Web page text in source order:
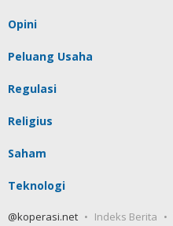
Opini
Peluang Usaha
Regulasi
Religius
Saham
Teknologi
@koperasi.net Indeks Berita